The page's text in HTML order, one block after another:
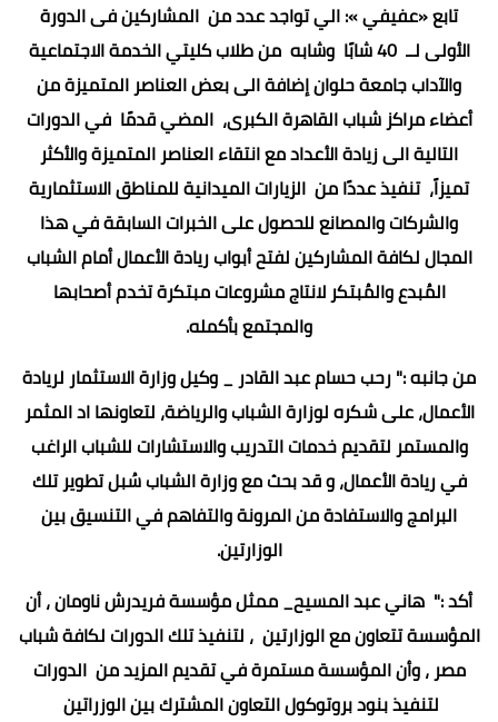
تابع «عفيفي »: الي تواجد عدد من المشاركين فى الدورة
الأولى لــ 40 شابًا وشابه من طلاب كليتي الخدمة الاجتماعية
والآداب جامعة حلوان إضافة الى بعض العناصر المتميزة من
أعضاء مراكز شباب القاهرة الكبرى، المضي قدمًا في الدورات
التالية الى زيادة الأعداد مع انتقاء العناصر المتميزة والأكثر
تميزاً، تنفيذ عددًا من الزيارات الميدانية للمناطق الاستثمارية
والشركات والمصانع للحصول على الخبرات السابقة في هذا
المجال لكافة المشاركين لفتح أبواب ريادة الأعمال أمام الشباب
المُبدع والمُبتكر لانتاج مشروعات مبتكرة تخدم أصحابها
والمجتمع بأكمله.
من جانبه :" رحب حسام عبد القادر _ وكيل وزارة الاستثمار لريادة
الأعمال، على شكره لوزارة الشباب والرياضة، لتعاونها اد المثمر
والمستمر لتقديم خدمات التدريب والاستشارات للشباب الراغب
في ريادة الأعمال، و قد بحث مع وزارة الشباب سُبل تطوير تلك
البرامج والاستفادة من المرونة والتفاهم في التنسيق بين
الوزارتين.
أكد :" هاني عبد المسيح_ ممثل مؤسسة فريدرش ناومان ، أن
المؤسسة تتعاون مع الوزارتين ، لتنفيذ تلك الدورات لكافة شباب
مصر ، وأن المؤسسة مستمرة في تقديم المزيد من الدورات
لتنفيذ بنود بروتوكول التعاون المشترك بين الوزراتين